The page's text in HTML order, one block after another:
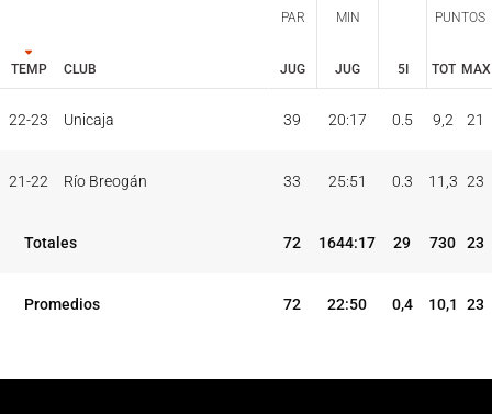
TEMP CLUB
PAR MIN
5I
PUNTOS
JUG JUG TOT MAX
TEMP CLUB
PAR MIN
5I
PUNTOS
22-23 Unicaja 39 20:17 0.5 9,2 21
21-22 Río Breogán 33 25:51 0.3 11,3 23
Totales 72 1644:17 29 730 23
Promedios 72 22:50 0,4 10,1 23